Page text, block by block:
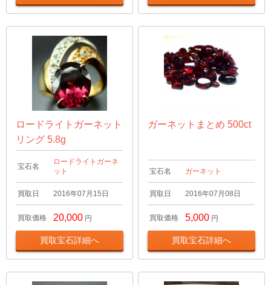
ロードライトガーネット
リング 5.8g
宝石名
ロードライトガーネ
ット
買取日 2016年07月15日
買取価格 20,000 円
買取宝石詳細へ
ガーネットまとめ 500ct
宝石名 ガーネット
買取日 2016年07月08日
買取価格 5,000 円
買取宝石詳細へ